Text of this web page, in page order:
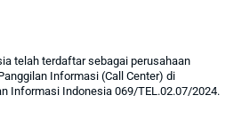
telah terdaftar sebagai perusahaan
Informasi (Call Center) di
Informasi Indonesia 069/TEL.02.07/2024.